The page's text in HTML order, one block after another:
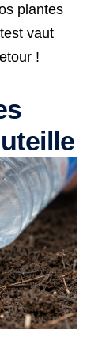
plantes
vaut
!